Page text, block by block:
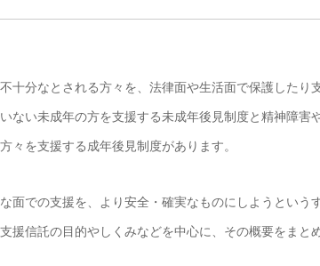
十分なとされる方々を、法律面や生活面で保護したり
ない未成年の方を支援する未成年後見制度と精神障害
々を支援する成年後見制度があります。
面での支援を、より安全・確実なものにしようという
援信託の目的やしくみなどを中心に、その概要をまと